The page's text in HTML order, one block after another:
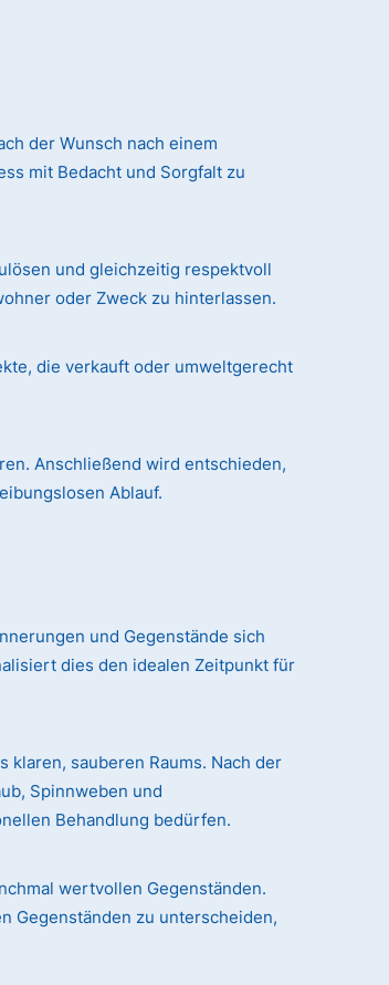
der Wunsch nach einem
mit Bedacht und Sorgfalt zu
und gleichzeitig respektvoll
oder Zweck zu hinterlassen.
die verkauft oder umweltgerecht
Anschließend wird entschieden,
Ablauf.
und Gegenstände sich
dies den idealen Zeitpunkt für
sauberen Raums. Nach der
Spinnweben und
Behandlung bedürfen.
wertvollen Gegenständen.
Gegenständen zu unterscheiden,